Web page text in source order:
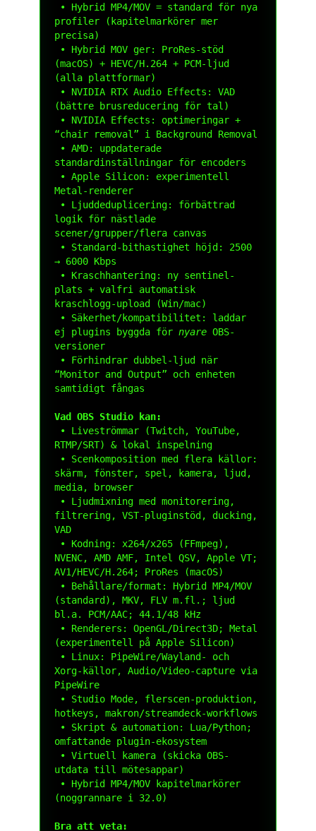
profiler (kapitelmarkörer mer
precisa)
(macOS) + HEVC/H.264 + PCM-ljud
(alla plattformar)
(bättre brusreducering för tal)
“chair removal” i Background Removal
standardinställningar för encoders
Metal-renderer
logik för nästlade
scener/grupper/flera canvas
→ 6000 Kbps
plats + valfri automatisk
kraschlogg-upload (Win/mac)
ej plugins byggda för nyare OBS-
versioner
“Monitor and Output” och enheten
samtidigt fångas
Vad OBS Studio kan:
RTMP/SRT) & lokal inspelning
skärm, fönster, spel, kamera, ljud,
media, browser
filtrering, VST-pluginstöd, ducking,
VAD
NVENC, AMD AMF, Intel QSV, Apple VT;
AV1/HEVC/H.264; ProRes (macOS)
(standard), MKV, FLV m.fl.; ljud
bl.a. PCM/AAC; 44.1/48 kHz
(experimentell på Apple Silicon)
Xorg-källor, Audio/Video-capture via
PipeWire
hotkeys, makron/streamdeck-workflows
omfattande plugin-ekosystem
utdata till mötesappar)
(noggrannare i 32.0)
Bra att veta: